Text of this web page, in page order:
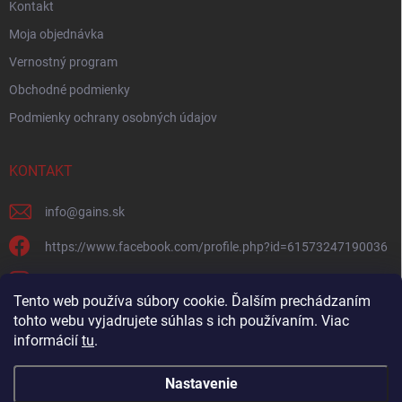
Tento web používa súbory cookie. Ďalším prechádzaním
tohto webu vyjadrujete súhlas s ich používaním. Viac
informácií tu.
Nastavenie
Kontakt
Moja objednávka
Vernostný program
Obchodné podmienky
Podmienky ochrany osobných údajov
KONTAKT
info@gains.sk
https://www.facebook.com/profile.php?id=61573247190036